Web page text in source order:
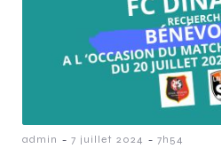
admin - 7 juillet 2024 - 7h54